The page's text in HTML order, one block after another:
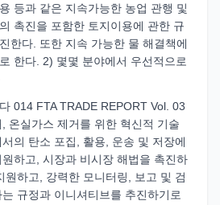
등과 같은 지속가능한 농업 관행 및
촉진을 포함한 토지이용에 관한 규
한다. 또한 지속 가능한 물 해결책에
한다. 2) 몇몇 분야에서 우선적으로
014 FTA TRADE REPORT Vol. 03
온실가스 제거를 위한 혁신적 기술
의 탄소 포집, 활용, 운송 및 저장에
하고, 시장과 비시장 해법을 촉진하
원하고, 강력한 모니터링, 보고 및 검
규정과 이니셔티브를 추진하기로